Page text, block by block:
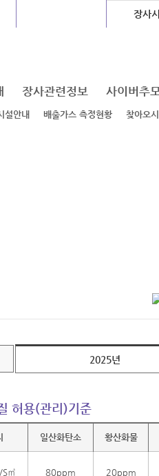
장사
설안내 배출가스 측정현황 찾아오
장사관련정보 사이버추
2025년
허용(관리)기준
일산화탄소 황산화물
㎥ 80ppm 20ppm